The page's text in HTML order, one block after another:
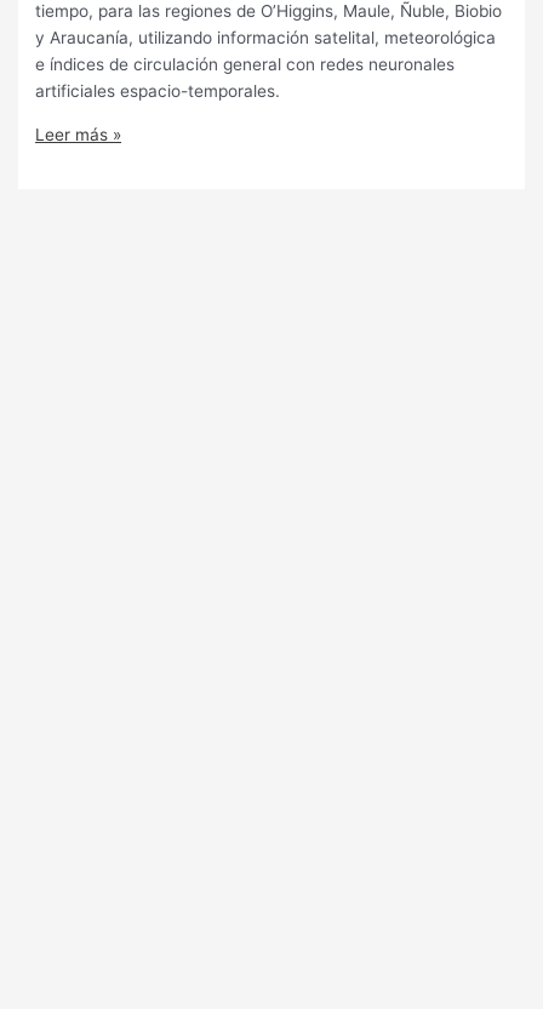
tiempo, para las regiones de O’Higgins, Maule, Ñuble, Biobio
y Araucanía, utilizando información satelital, meteorológica
e índices de circulación general con redes neuronales
artificiales espacio-temporales.
Leer más »